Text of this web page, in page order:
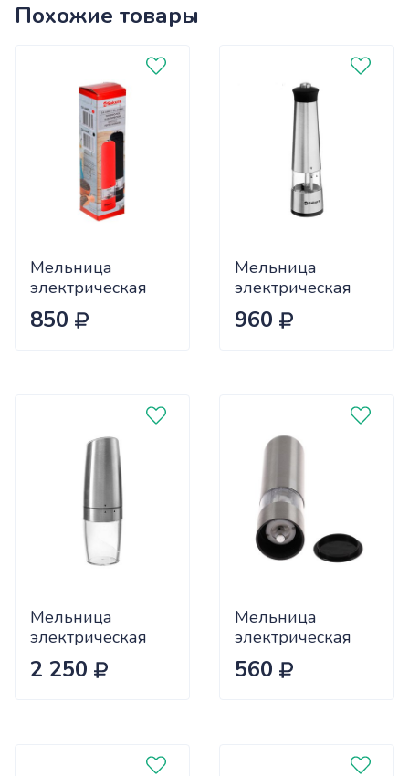
Похожие товары
Мельница
электрическая
Sakura SA-
6640W,
850
Мельница
электрическая
Sakura SA-6645S,
подсветка, 4хААА
960
Мельница
электрическая
LuazON LET-004,
гравитационная,
2 250
Мельница
электрическая
LuazON LET-002,
металл, от
560